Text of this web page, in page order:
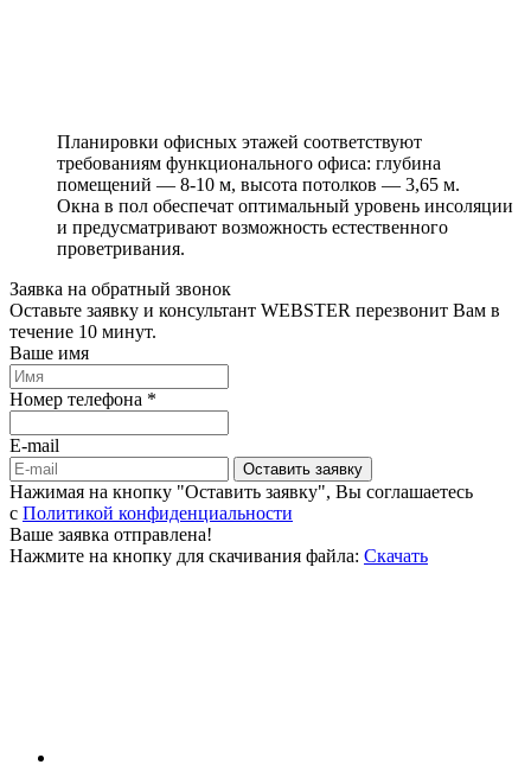
Планировки офисных этажей соответствуют
требованиям функционального офиса: глубина
помещений — 8-10 м, высота потолков — 3,65 м.
Окна в пол обеспечат оптимальный уровень инсоляции
и предусматривают возможность естественного
проветривания.
Заявка на обратный звонок
Оставьте заявку и консультант WEBSTER перезвонит Вам в
течение 10 минут.
Ваше имя
Номер телефона *
E-mail
Оставить заявку
Нажимая на кнопку "Оставить заявку", Вы соглашаетесь
c Политикой конфиденциальности
Ваше заявка отправлена!
Нажмите на кнопку для скачивания файла: Скачать